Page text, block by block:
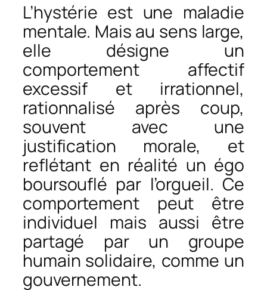
L’hystérie est une maladie
mentale. Mais au sens large,
elle désigne un
comportement affectif
excessif et irrationnel,
rationnalisé après coup,
souvent avec une
justification morale, et
reflétant en réalité un égo
boursouflé par l’orgueil. Ce
comportement peut être
individuel mais aussi être
partagé par un groupe
humain solidaire, comme un
gouvernement.